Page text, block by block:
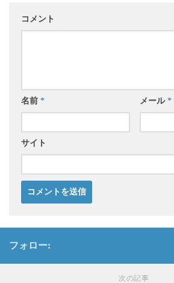
コメント
名前 * メール *
サイト
フォロー:
次の記事